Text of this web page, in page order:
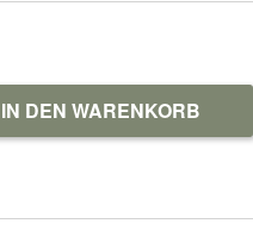
Wert
IN DEN WARENKORB